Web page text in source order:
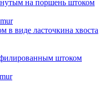
на поршень штоком
в виде ласточкина хвоста
штоком